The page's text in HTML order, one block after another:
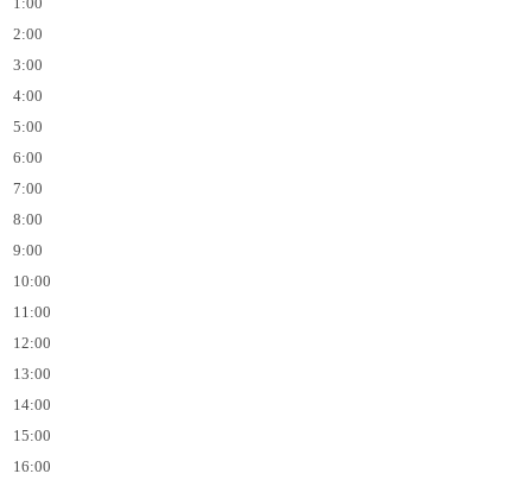
2:00
3:00
4:00
5:00
6:00
7:00
8:00
9:00
10:00
11:00
12:00
13:00
14:00
15:00
16:00